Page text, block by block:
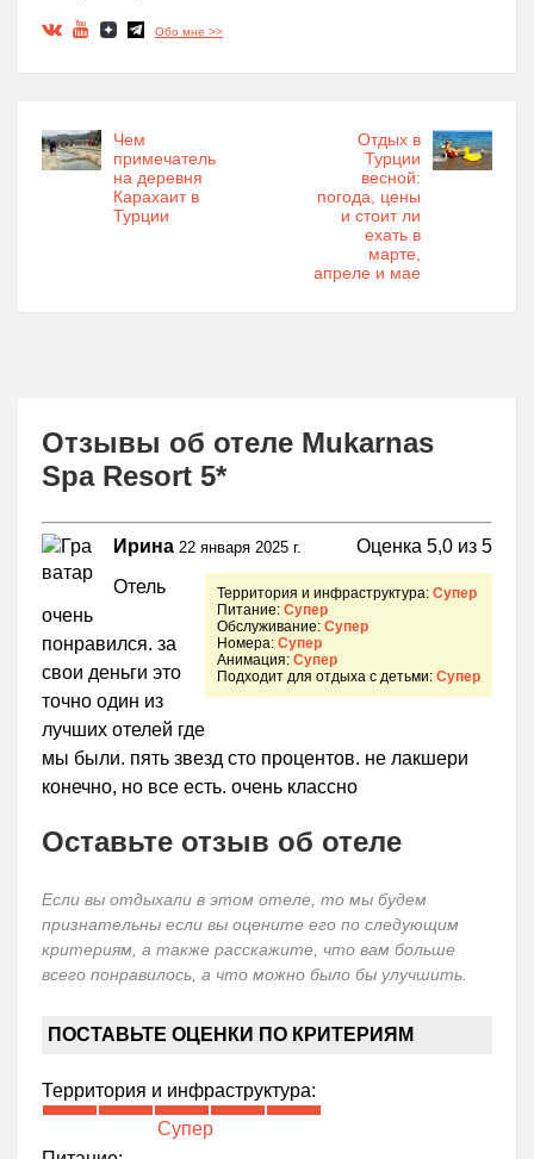
Обо мне >>
Чем
примечатель
на деревня
Карахаит в
Турции
Отдых в
Турции
весной:
погода, цены
и стоит ли
ехать в
марте,
апреле и мае
Отзывы об отеле Mukarnas
Spa Resort 5*
Ирина 22 января 2025 г. Оценка 5,0 из 5
Территория и инфраструктура: Супер
Питание: Супер
Обслуживание: Супер
Номера: Супер
Анимация: Супер
Подходит для отдыха с детьми: Супер
Отель
очень
понравился. за
свои деньги это
точно один из
лучших отелей где
мы были. пять звезд сто процентов. не лакшери
конечно, но все есть. очень классно
Оставьте отзыв об отеле
Если вы отдыхали в этом отеле, то мы будем
признательны если вы оцените его по следующим
критериям, а также расскажите, что вам больше
всего понравилось, а что можно было бы улучшить.
ПОСТАВЬТЕ ОЦЕНКИ ПО КРИТЕРИЯМ
Территория и инфраструктура:
Супер